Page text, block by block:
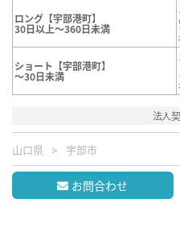
ロング【宇部港町】
30日以上～360日未満
ショート【宇部港町】
～30日未満
法人
山口県 宇部市
お問合わせ